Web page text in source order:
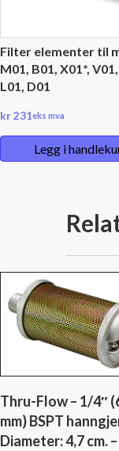
Filter elementer til
M01, B01, X01*, V01,
L01, D01
kr231eks mva
Legg i
Thru-Flow – 1/4″
mm) BSPT
Diameter: 4,7 cm. –